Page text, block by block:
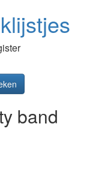
band